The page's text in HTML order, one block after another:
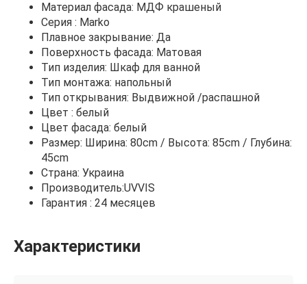
Материал фасада: МДФ крашеный
Серия : Marko
Плавное закрывание: Да
Поверхность фасада: Матовая
Тип изделия: Шкаф для ванной
Тип монтажа: напольный
Тип открывания: Выдвижной /распашной
Цвет : белый
Цвет фасада: белый
Размер: Ширина: 80cm / Высота: 85cm / Глубина:
45cm
Страна: Украина
Производитель:UVVIS
Гарантия : 24 месяцев
Характеристики